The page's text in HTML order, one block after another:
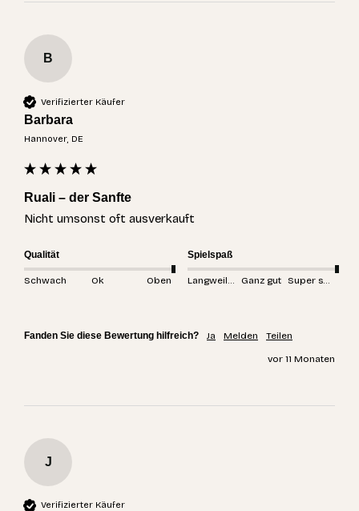
B
Verifizierter Käufer
Barbara
Hannover, DE
Ruali – der Sanfte
Nicht umsonst oft ausverkauft
Qualität
Schwach Ok Oben
Spielspaß
Ganz gut Super spannend
Fanden Sie diese Bewertung hilfreich? Ja Melden Teilen
vor 11 Monaten
J
Verifizierter Käufer